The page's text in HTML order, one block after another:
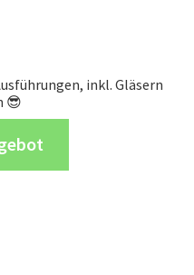
inkl. Gläsern
😎